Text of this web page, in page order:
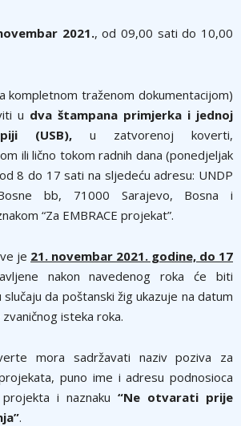
2021., od 09,00 sati do 10,00
kompletnom traženom dokumentacijom)
u dva štampana primjerka i jednoj
(USB), u zatvorenoj koverti,
ili lično tokom radnih dana (ponedjeljak
8 do 17 sati na sljedeću adresu: UNDP
bb, 71000 Sarajevo, Bosna i
“Za EMBRACE projekat”.
je 21. novembar 2021. godine, do 17
nakon navedenog roka će biti
da poštanski žig ukazuje na datum
isteka roka.
mora sadržavati naziv poziva za
puno ime i adresu podnosioca
i naznaku “Ne otvarati prije
.